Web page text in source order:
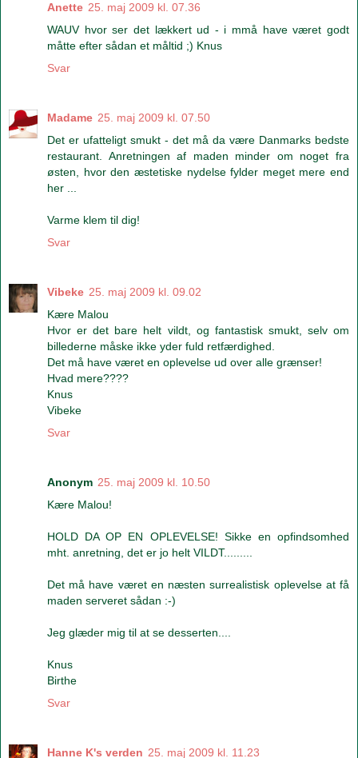
Anette 25. maj 2009 kl. 07.36
WAUV hvor ser det lækkert ud - i mmå have været godt
måtte efter sådan et måltid ;) Knus
Svar
Madame 25. maj 2009 kl. 07.50
Det er ufatteligt smukt - det må da være Danmarks bedste
restaurant. Anretningen af maden minder om noget fra
østen, hvor den æstetiske nydelse fylder meget mere end
her ...
Varme klem til dig!
Svar
Vibeke 25. maj 2009 kl. 09.02
Kære Malou
Hvor er det bare helt vildt, og fantastisk smukt, selv om
billederne måske ikke yder fuld retfærdighed.
Det må have været en oplevelse ud over alle grænser!
Hvad mere????
Knus
Vibeke
Svar
Anonym 25. maj 2009 kl. 10.50
Kære Malou!
HOLD DA OP EN OPLEVELSE! Sikke en opfindsomhed
mht. anretning, det er jo helt VILDT.........
Det må have været en næsten surrealistisk oplevelse at få
maden serveret sådan :-)
Jeg glæder mig til at se desserten....
Knus
Birthe
Svar
Hanne K's verden 25. maj 2009 kl. 11.23